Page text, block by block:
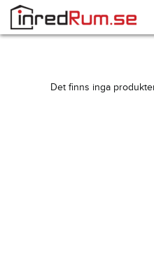
Det finns inga